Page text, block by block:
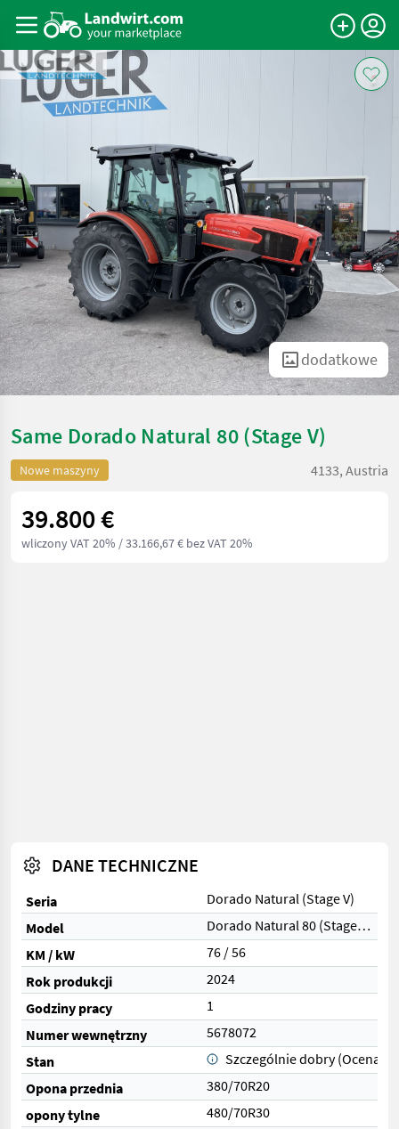
dodatkowe
Same Dorado Natural 80 (Stage V)
Nowe maszyny 4133, Austria
39.800 €
wliczony VAT 20% / 33.166,67 € bez VAT 20%
DANE TECHNICZNE
Seria
Dorado Natural (Stage V)
Model
Dorado Natural 80 (Stage V)
KM / kW
76 / 56
Rok produkcji
2024
Godziny pracy
1
Numer wewnętrzny
5678072
Stan
Szczególnie dobry (Ocena 1)
Opona przednia
380/70R20
opony tylne
480/70R30